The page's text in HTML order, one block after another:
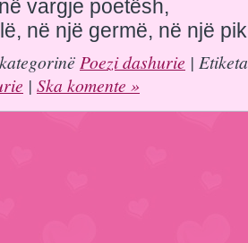
vargje poetësh,
në një germë, në një
Poezi dashurie |
| Ska komente »